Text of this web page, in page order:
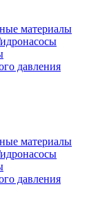
материалы
давления
материалы
давления